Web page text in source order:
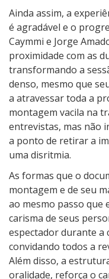
Ainda assim, a
é agradável e o
Caymmi e Jorge
proximidade com as
transformando a
denso, mesmo que
a atravessar toda a
montagem vacila na
entrevistas, mas não
a ponto de retirar a
uma disritmia.
As formas que o
montagem e de seu
ao mesmo passo que
carisma de seus
espectador durante a
convidando todos a
Além disso, a
oralidade, reforça o